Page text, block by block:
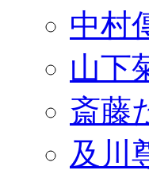
中村
山下
斎藤
及川